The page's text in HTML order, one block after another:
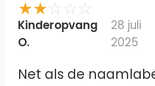
in mijn ogen de
Gekozen voor 3
omdat sommige
met een strijklabel kon.
★★☆☆☆
Kinderopvang
O.
28 juli
2025
Net als de